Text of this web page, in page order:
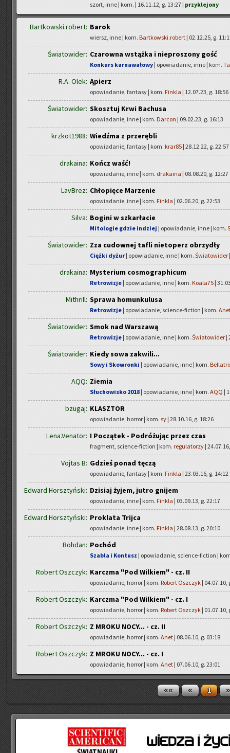
szort, inne | kom. | 16.11.12, g. 13:27 | przyklejony
Bartkowski.robert: Barok
wiersz, inne | kom. Bartkowski.robert | 02.12.25, g.
Światowider: Czarowna wstążka i nieproszony gość
Konkurs karnawałowy | opowiadanie, inne | kom.
R.A. Olek: Ąpierz
opowiadanie, fantasy | kom. Finkla | 12.07.23, g. 18:56
Światowider: Skosztuj Krwi Bachusa
opowiadanie, inne | kom. Darcon | 09.02.23, g. 16:13
krzkot1988: Wiedźma z przerębli
opowiadanie, fantasy | kom. krar85 | 28.12.22, g. 22:57
drakaina: Kończ waść!
opowiadanie, inne | kom. drakaina | 08.08.20, g. 12:27
LavBrez: Chłopięce Marzenie
opowiadanie, inne | kom. Finkla | 02.06.20, g. 22:53
Silva: Bogini w szkarłacie
Mitologie gdzie indziej | opowiadanie, inne | kom.
Światowider: Zza cudownej tafli nietoperz obrzydły
Ciężki dyżur | opowiadanie, inne | kom. Światowider
drakaina: Mysterium cosmographicum
Retrowizje | opowiadanie, inne | kom. Koala75 |
Mithrill: Sprawa homunkulusa
Retrowizje | opowiadanie, science-fiction | kom.
Światowider: Smok nad Warszawą
Retrowizje | opowiadanie, inne | kom. Światowider |
Światowider: Kiedy sowa zakwili...
Sowy i Skowronki | opowiadanie, inne | kom.
AQQ: Ziemia
Słuchowisko 2018 | opowiadanie, inne | kom. AQQ |
bzugaj: KLASZTOR
opowiadanie, horror | kom. sy | 28.10.16, g. 18:26
Lena.Venator: I Początek - Podróżując przez czas
fragment, science-fiction | kom. regulatorzy |
Vojtas B: Gdzieś ponad tęczą
opowiadanie, fantasy | kom. Finkla | 23.03.16, g. 14:12
Edward Horsztyński: Dzisiaj żyjem, jutro gnijem
opowiadanie, inne | kom. Finkla | 03.09.13, g. 22:17
Edward Horsztyński: Proklata Trijca
opowiadanie, inne | kom. Finkla | 28.08.13, g. 20:10
Bohdan: Pochód
Szabla i Kontusz | opowiadanie, science-fiction |
Robert Oszczyk: Karczma "Pod Wilkiem" - cz. II
opowiadanie, horror | kom. Robert Oszczyk | 04.07.10,
Robert Oszczyk: Karczma "Pod Wilkiem" - cz. I
opowiadanie, horror | kom. Robert Oszczyk | 01.07.10,
Robert Oszczyk: Z MROKU NOCY... - cz. II
opowiadanie, horror | kom. Anet | 08.06.10, g. 03:18
Robert Oszczyk: Z MROKU NOCY... - cz. I
opowiadanie, horror | kom. Anet | 07.06.10, g. 23:01
«« « 1 »